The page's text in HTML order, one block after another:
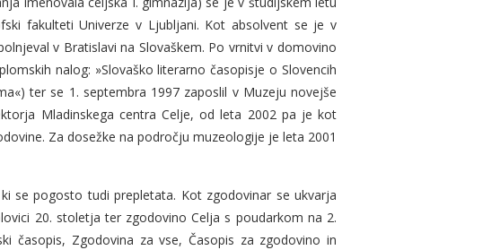
fakulteti Univerze v Ljubljani. Kot absolvent se je v
v Bratislavi na Slovaškem. Po vrnitvi v domovino
nalog: »Slovaško literarno časopisje o Slovencih
ter se 1. septembra 1997 zaposlil v Muzeju novejše
Mladinskega centra Celje, od leta 2002 pa je kot
Za dosežke na področju muzeologije je leta 2001
se pogosto tudi prepletata. Kot zgodovinar se ukvarja
20. stoletja ter zgodovino Celja s poudarkom na 2.
časopis, Zgodovina za vse, Časopis za zgodovino in